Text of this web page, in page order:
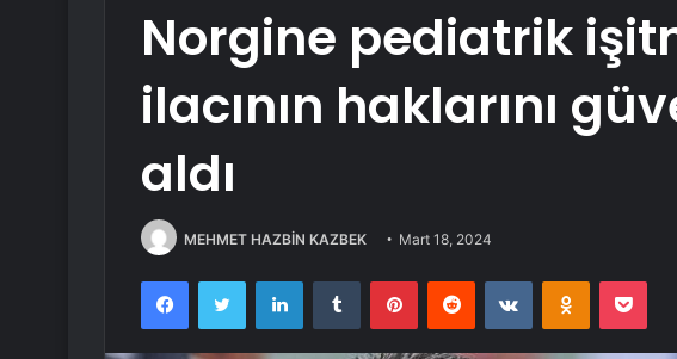
Norgine pediatrik
ilacının haklarını
aldı
MEHMET HAZBİN KAZBEK Mart 18, 2024
FacebookTwitter LinkedInTumblr PinterestReddit VKontakte